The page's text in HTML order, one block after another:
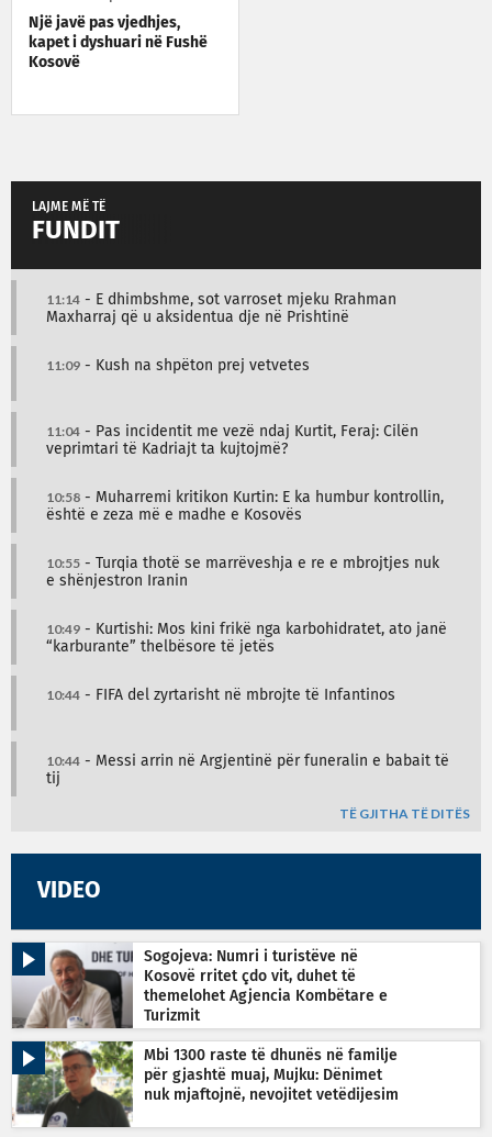
Një javë pas vjedhjes,
kapet i dyshuari në Fushë
Kosovë
LAJME MË TË
FUNDIT
11:14 - E dhimbshme, sot varroset mjeku Rrahman
Maxharraj që u aksidentua dje në Prishtinë
11:09 - Kush na shpëton prej vetvetes
11:04 - Pas incidentit me vezë ndaj Kurtit, Feraj: Cilën
veprimtari të Kadriajt ta kujtojmë?
10:58 - Muharremi kritikon Kurtin: E ka humbur kontrollin,
është e zeza më e madhe e Kosovës
10:55 - Turqia thotë se marrëveshja e re e mbrojtjes nuk
e shënjestron Iranin
10:49 - Kurtishi: Mos kini frikë nga karbohidratet, ato janë
“karburante” thelbësore të jetës
10:44 - FIFA del zyrtarisht në mbrojte të Infantinos
10:44 - Messi arrin në Argjentinë për funeralin e babait të
tij
TË GJITHA TË DITËS
VIDEO
Sogojeva: Numri i turistëve në
Kosovë rritet çdo vit, duhet të
themelohet Agjencia Kombëtare e
Turizmit
Mbi 1300 raste të dhunës në familje
për gjashtë muaj, Mujku: Dënimet
nuk mjaftojnë, nevojitet vetëdijesim